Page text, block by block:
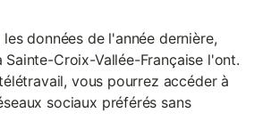
les données de l'année dernière,
Sainte-Croix-Vallée-Française l'ont.
vous pourrez accéder à
sociaux préférés sans